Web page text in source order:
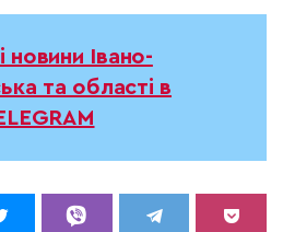
новини Івано-
та області в